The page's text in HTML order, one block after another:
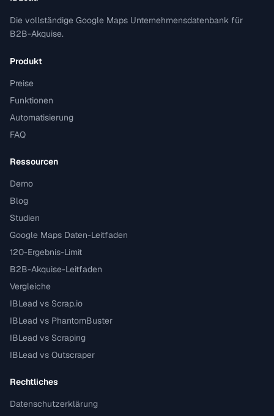
Die vollständige Google Maps Unternehmensdatenbank für
B2B-Akquise.
Produkt
Preise
Funktionen
Automatisierung
FAQ
Ressourcen
Demo
Blog
Studien
Google Maps Daten-Leitfaden
120-Ergebnis-Limit
B2B-Akquise-Leitfaden
Vergleiche
IBLead vs Scrap.io
IBLead vs PhantomBuster
IBLead vs Scraping
IBLead vs Outscraper
Rechtliches
Datenschutzerklärung